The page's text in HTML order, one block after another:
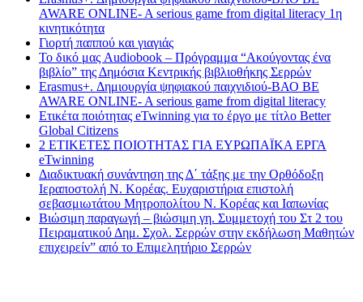
AWARE ONLINE- A serious game from digital literacy 1η
κινητικότητα
Γιορτή παππού και γιαγιάς
Το δικό μας Audiobook – Πρόγραμμα “Ακούγοντας ένα
βιβλίο” της Δημόσια Κεντρικής βιβλιοθήκης Σερρών
Erasmus+. Δημιουργία ψηφιακού παιχνιδιού-ΒΑΟ BE
AWARE ONLINE- A serious game from digital literacy
Ετικέτα ποιότητας eTwinning για το έργο με τίτλο Better
Global Citizens
2 ΕΤΙΚΕΤΕΣ ΠΟΙΟΤΗΤΑΣ ΓΙΑ ΕΥΡΩΠΑΪΚΑ ΕΡΓΑ
eTwinning
Διαδικτυακή συνάντηση της Δ΄ τάξης με την Ορθόδοξη
Ιεραποστολή Ν. Κορέας. Ευχαριστήρια επιστολή
σεβασμιωτάτου Μητροπολίτου Ν. Κορέας και Ιαπωνίας
Βιώσιμη παραγωγή – βιώσιμη γη. Συμμετοχή του Στ 2 του
Πειραματικού Δημ. Σχολ. Σερρών στην εκδήλωση Μαθητών
επιχειρείν” από το Επιμελητήριο Σερρών